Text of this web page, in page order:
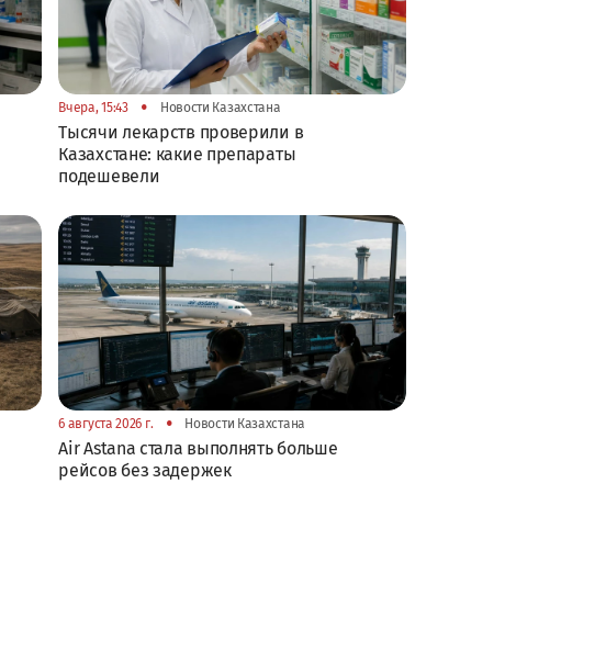
Вчера, 15:43 • Новости Казахстана
Тысячи лекарств проверили в
Казахстане: какие препараты
подешевели
6 августа 2026 г. • Новости Казахстана
Air Astana стала выполнять больше
рейсов без задержек